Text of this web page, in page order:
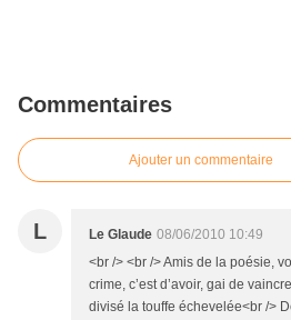
Commentaires
Ajouter un commentaire
L Le Glaude 08/06/2010 10:49
<br /> <br /> Amis de la poésie,
crime, c’est d’avoir, gai de
divisé la touffe échevelée<br />